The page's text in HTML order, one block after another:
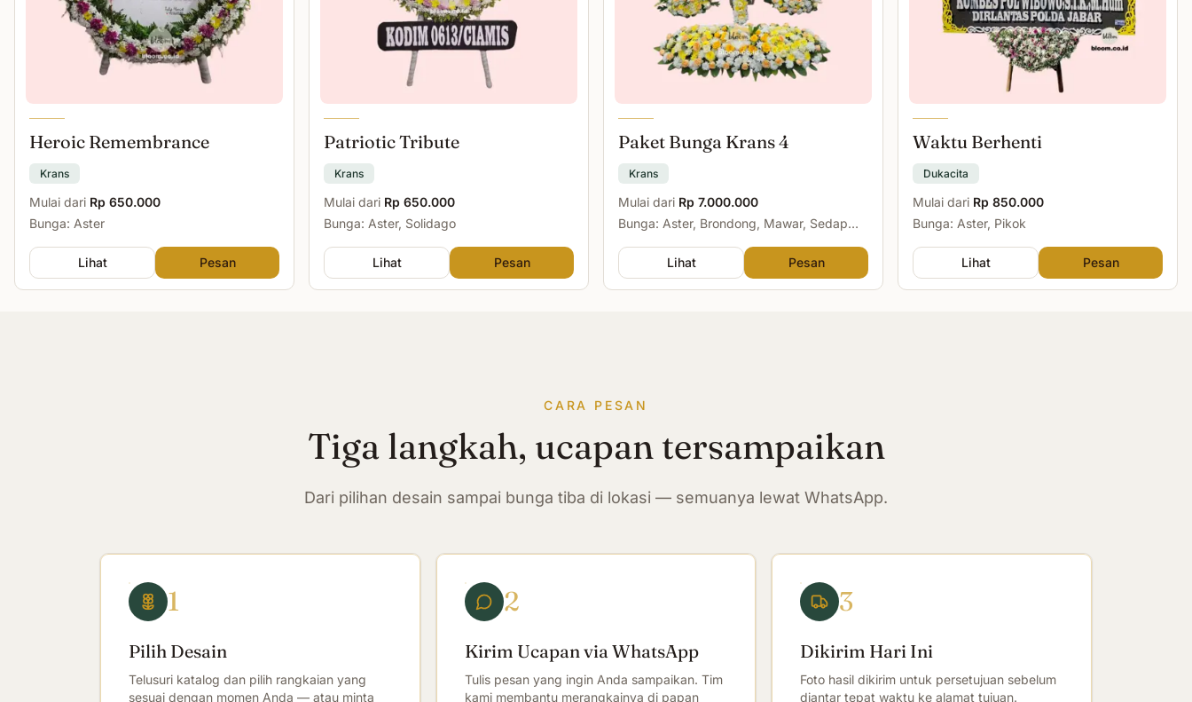
Heroic Remembrance
Krans
Mulai dari Rp 650.000
Bunga: Aster
Lihat Pesan
Patriotic Tribute
Krans
Mulai dari Rp 650.000
Bunga: Aster, Solidago
Lihat Pesan
Paket Bunga Krans 4
Krans
Mulai dari Rp 7.000.000
Bunga: Aster, Brondong, Mawar, Sedap
Lihat
Pesan
Waktu Berhenti
Dukacita
Mulai dari Rp 850.000
Bunga: Aster, Pikok
Lihat Pesan
CARA PESAN
Tiga langkah, ucapan tersampaikan
Dari pilihan desain sampai bunga tiba di lokasi — semuanya lewat WhatsApp.
1
Pilih Desain
Telusuri katalog dan pilih rangkaian yang
sesuai dengan momen Anda — atau minta
2
Kirim Ucapan via WhatsApp
Tulis pesan yang ingin Anda sampaikan. Tim
kami membantu merangkainya di papan
3
Dikirim Hari Ini
Foto hasil dikirim untuk persetujuan sebelum
diantar tepat waktu ke alamat tujuan.